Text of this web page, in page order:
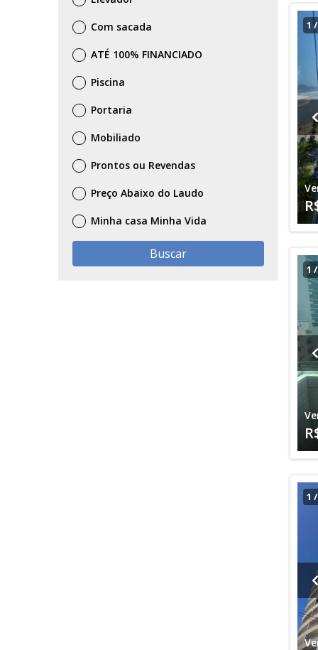
Com sacada
ATÉ 100% FINANCIADO
Piscina
Portaria
Mobiliado
Prontos ou Revendas
Preço Abaixo do Laudo
Minha casa Minha Vida
Buscar
1 /
1 /
1 /